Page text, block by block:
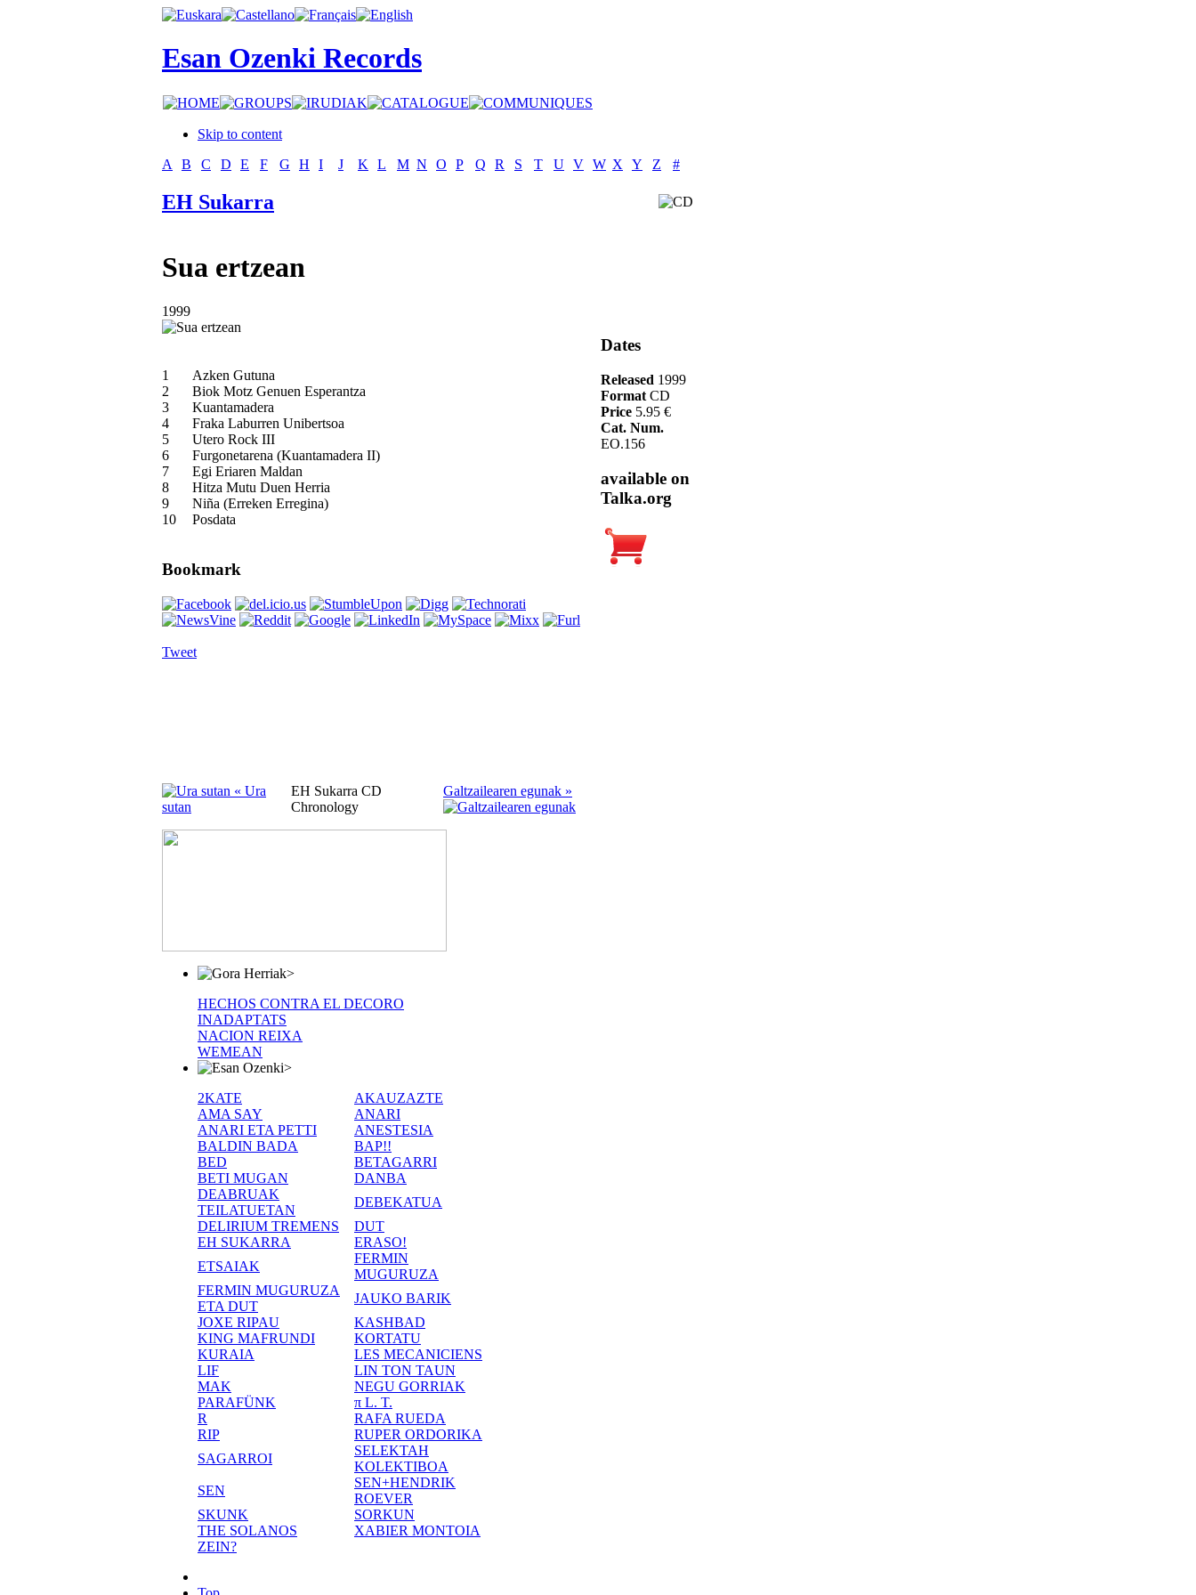
Esan Ozenki Records
Skip to content
A
B C D E F G H I J K L M N O P Q R S T U V W X Y Z #
EH Sukarra
Sua ertzean
1999
1
Azken Gutuna
2
Biok Motz Genuen Esperantza
3
Kuantamadera
4
Fraka Laburren Unibertsoa
5
Utero Rock III
6
Furgonetarena (Kuantamadera II)
7
Egi Eriaren Maldan
8
Hitza Mutu Duen Herria
9
Niña (Erreken Erregina)
10
Posdata
Bookmark
Tweet
Dates
Released 1999
Format CD
Price 5.95 €
Cat. Num.
EO.156
available on
Talka.org
« Ura
sutan
EH Sukarra CD
Chronology
Galtzailearen egunak »
>
HECHOS CONTRA EL DECORO
INADAPTATS
NACION REIXA
WEMEAN
>
2KATE
AKAUZAZTE
AMA SAY
ANARI
ANARI ETA PETTI
ANESTESIA
BALDIN BADA
BAP!!
BED
BETAGARRI
BETI MUGAN
DANBA
DEABRUAK
TEILATUETAN
DEBEKATUA
DELIRIUM TREMENS
DUT
EH SUKARRA
ERASO!
ETSAIAK
FERMIN
MUGURUZA
FERMIN MUGURUZA
ETA DUT
JAUKO BARIK
JOXE RIPAU
KASHBAD
KING MAFRUNDI
KORTATU
KURAIA
LES MECANICIENS
LIF
LIN TON TAUN
MAK
NEGU GORRIAK
PARAFÜNK
π L. T.
R
RAFA RUEDA
RIP
RUPER ORDORIKA
SAGARROI
SELEKTAH
KOLEKTIBOA
SEN
SEN+HENDRIK
ROEVER
SKUNK
SORKUN
THE SOLANOS
XABIER MONTOIA
ZEIN?